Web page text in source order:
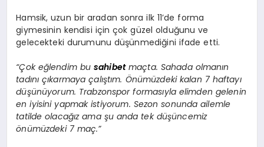
Hamsik, uzun bir aradan sonra ilk 11’de forma
giymesinin kendisi için çok güzel olduğunu ve
gelecekteki durumunu düşünmediğini ifade etti.
“Çok eğlendim busahibetmaçta. Sahada olmanın
tadını çıkarmaya çalıştım. Önümüzdeki kalan 7 haftayı
düşünüyorum. Trabzonspor formasıyla elimden gelenin
en iyisini yapmak istiyorum. Sezon sonunda ailemle
tatilde olacağız ama şu anda tek düşüncemiz
önümüzdeki 7 maç.”